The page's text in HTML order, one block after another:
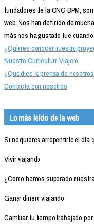
fundadores de la ONG BPM,
web. Nos han definido de
más nos ha gustado fue
¿Quieres conocer nuestro
Nuestro Currículum Viajero
¿Qué dice la prensa de
Contacta con nosotros
Lo más leído de la web
Si no quieres arrepentirte el día
Vivir viajando
¿Cómo hemos superado
Ganar dinero viajando
Cambiar tu tiempo trabajado